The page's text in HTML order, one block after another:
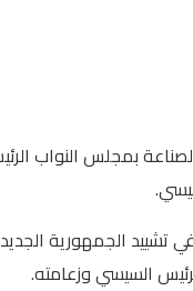
بمجلس النواب
الجمهورية
السيسي وزعامته.